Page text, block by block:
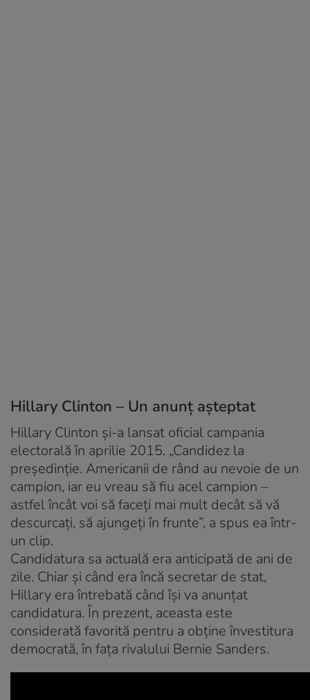
Hillary Clinton – Un anunț așteptat
Hillary Clinton și-a lansat oficial campania
electorală în aprilie 2015. „Candidez la
preşedinţie. Americanii de rând au nevoie de un
campion, iar eu vreau să fiu acel campion –
astfel încât voi să faceţi mai mult decât să vă
descurcaţi, să ajungeţi în frunte”, a spus ea într-
un clip.
Candidatura sa actuală era anticipată de ani de
zile. Chiar și când era încă secretar de stat,
Hillary era întrebată când își va anunțat
candidatura. În prezent, aceasta este
considerată favorită pentru a obține învestitura
democrată, în fața rivalului Bernie Sanders.